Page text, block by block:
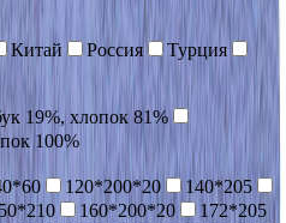
Китай Россия
Турция
19%, хлопок 81%
100%
120*200*20
140*205
160*200*20
172*205